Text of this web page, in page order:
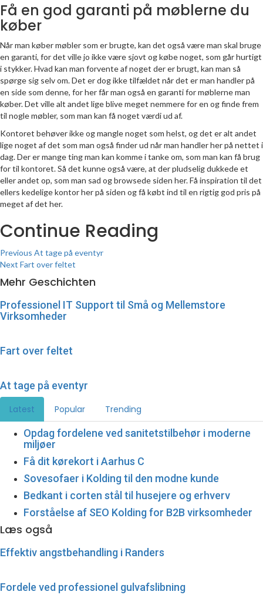
Få en god garanti på møblerne du
køber
Når man køber møbler som er brugte, kan det også være man skal bruge
en garanti, for det ville jo ikke være sjovt og købe noget, som går hurtigt
i stykker. Hvad kan man forvente af noget der er brugt, kan man så
spørge sig selv om. Det er dog ikke tilfældet når det er man handler på
en side som denne, for her får man også en garanti for møblerne man
køber. Det ville alt andet lige blive meget nemmere for en og finde frem
til nogle møbler, som man kan få noget værdi ud af.
Kontoret behøver ikke og mangle noget som helst, og det er alt andet
lige noget af det som man også finder ud når man handler her på nettet i
dag. Der er mange ting man kan komme i tanke om, som man kan få brug
for til kontoret. Så det kunne også være, at der pludselig dukkede et
eller andet op, som man sad og browsede siden her. Få inspiration til det
ellers kedelige kontor her på siden og få købt ind til en rigtig god pris på
meget af det her.
Continue Reading
Previous At tage på eventyr
Next Fart over feltet
Mehr Geschichten
Professionel IT Support til Små og Mellemstore
Virksomheder
Fart over feltet
At tage på eventyr
Latest Popular Trending
Opdag fordelene ved sanitetstilbehør i moderne
miljøer
Få dit kørekort i Aarhus C
Sovesofaer i Kolding til den modne kunde
Bedkant i corten stål til husejere og erhverv
Forståelse af SEO Kolding for B2B virksomheder
Læs også
Effektiv angstbehandling i Randers
Fordele ved professionel gulvafslibning